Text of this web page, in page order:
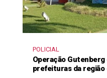
POLICIAL
Operação
prefeituras da região